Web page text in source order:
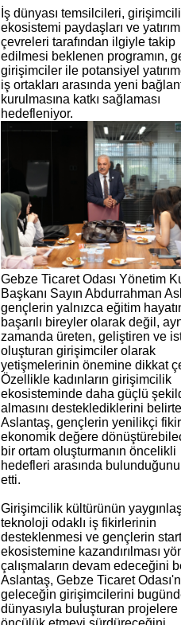
İş dünyası temsilcileri,
ekosistemi paydaşları ve yatırım
çevreleri tarafından ilgiyle takip
edilmesi beklenen programın,
girişimciler ile potansiyel
iş ortakları arasında yeni
kurulmasına katkı sağlaması
hedefleniyor.
Gebze Ticaret Odası Yönetim
Başkanı Sayın Abdurrahman
gençlerin yalnızca eğitim
başarılı bireyler olarak değil,
zamanda üreten, geliştiren ve
oluşturan girişimciler olarak
yetişmelerinin önemine dikkat
Özellikle kadınların girişimcilik
ekosisteminde daha güçlü
almasını desteklediklerini
Aslantaş, gençlerin yenilikçi
ekonomik değere
bir ortam oluşturmanın öncelikli
hedefleri arasında
etti.
Girişimcilik kültürünün
teknoloji odaklı iş fikirlerinin
desteklenmesi ve gençlerin
ekosistemine kazandırılması
çalışmaların devam edeceğini
Aslantaş, Gebze Ticaret
geleceğin girişimcilerini
dünyasıyla buluşturan projelere